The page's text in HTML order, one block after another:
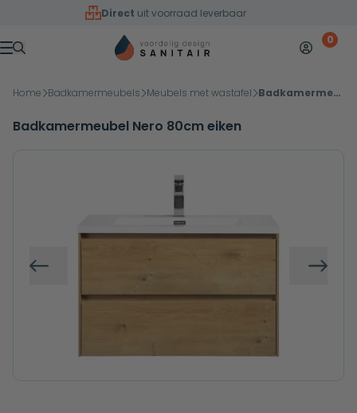
Overslaan naar inhoud
Direct uit voorraad leverbaar
Menu
Mijn 0
Home Badkamermeubels Meubels met wastafel Badkamermeubel Nero 80cm eiken
Badkamermeubel Nero 80cm eiken
Vorige